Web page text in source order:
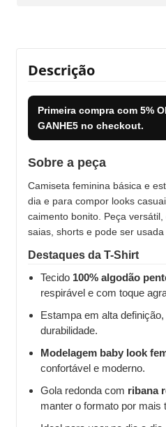
Descrição
Primeira compra com 5%
GANHE5 no checkout.
Sobre a peça
Camiseta feminina básica e
dia e para compor looks
caimento bonito. Peça
saias, shorts e pode ser
Destaques da T-Shirt
Tecido 100% algodão
respirável e com toque
Estampa em alta
durabilidade.
Modelagem baby look
confortável e moderno.
Gola redonda com ribana
manter o formato por mais